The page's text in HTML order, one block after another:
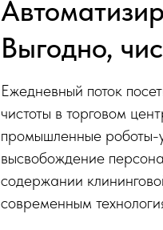
Выгодно,
Ежедневный поток
чистоты в торговом
промышленные роботы-
высвобождение
содержании
современным